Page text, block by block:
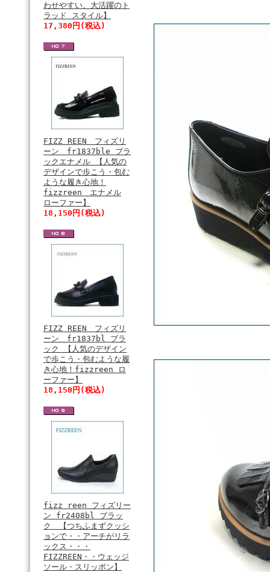
わせやすい、大活躍のト
ラッド スタイル】
17,380円(税込)
FIZZ REEN フィズリ
ーン fr1837ble ブラ
ックエナメル 【人気の
デザインで歩こう・包む
ような履き心地！
fizzreen エナメル
ローファー】
18,150円(税込)
FIZZ REEN フィズリ
ーン fr1837bl ブラ
ック 【人気のデザイン
で歩こう・包むような履
き心地！fizzreen ロ
ーファー】
18,150円(税込)
fizz reen フィズリー
ン fr2408bl ブラッ
ク 【つちふまずクッシ
ョンで・・アーチがリラ
ックス・・・
FIZZREEN・・ウェッジ
ソール・スリッポン】